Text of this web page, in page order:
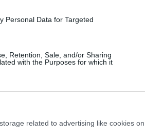
Personal Data for Targeted
Retention, Sale, and/or Sharing
with the Purposes for which it
related to advertising like cookies on